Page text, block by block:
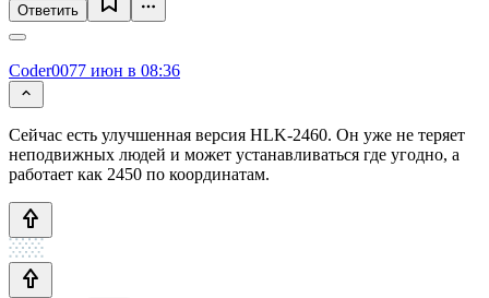
Ответить
Coder0077 июн в 08:36
Сейчас есть улучшенная версия HLK-2460. Он уже не теряет
неподвижных людей и может устанавливаться где угодно, а
работает как 2450 по координатам.